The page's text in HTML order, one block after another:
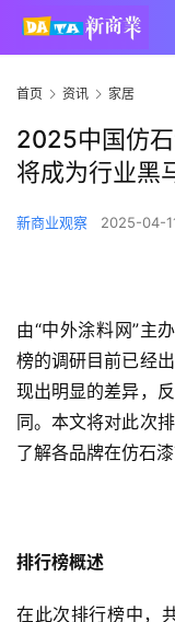
首页 资讯 家居
2025中国仿
将成为行业黑
新商业观察 2025-04-
由“中外涂料网”主
榜的调研目前已经
现出明显的差异，
同。本文将对此次
了解各品牌在仿石漆
排行榜概述
在此次排行榜中，